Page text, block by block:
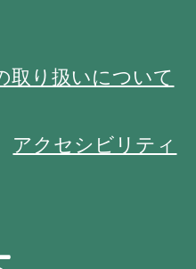
取り扱いについて
アクセシビリティ